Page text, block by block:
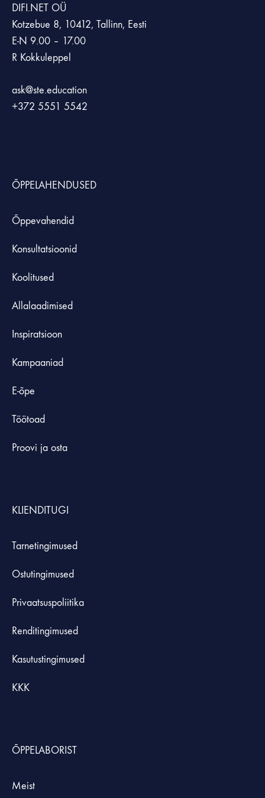
DIFI.NET OÜ
Kotzebue 8, 10412, Tallinn, Eesti
E-N 9.00 – 17.00
R Kokkuleppel
ask@ste.education
+372 5551 5542
ÕPPELAHENDUSED
Õppevahendid
Konsultatsioonid
Koolitused
Allalaadimised
Inspiratsioon
Kampaaniad
E-õpe
Töötoad
Proovi ja osta
KLIENDITUGI
Tarnetingimused
Ostutingimused
Privaatsuspoliitika
Renditingimused
Kasutustingimused
KKK
ÕPPELABORIST
Meist